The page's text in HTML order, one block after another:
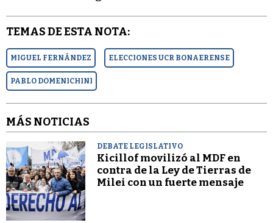
TEMAS DE ESTA NOTA:
MIGUEL FERNÁNDEZ ELECCIONES UCR BONAERENSE
PABLO DOMENICHINI
MÁS NOTICIAS
DEBATE LEGISLATIVO
Kicillof movilizó al MDF en
contra de la Ley de Tierras de
Milei con un fuerte mensaje